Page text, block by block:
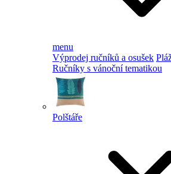
menu
Výprodej ručníků a osušek
Ručníky s vánoční tematikou
Polštáře